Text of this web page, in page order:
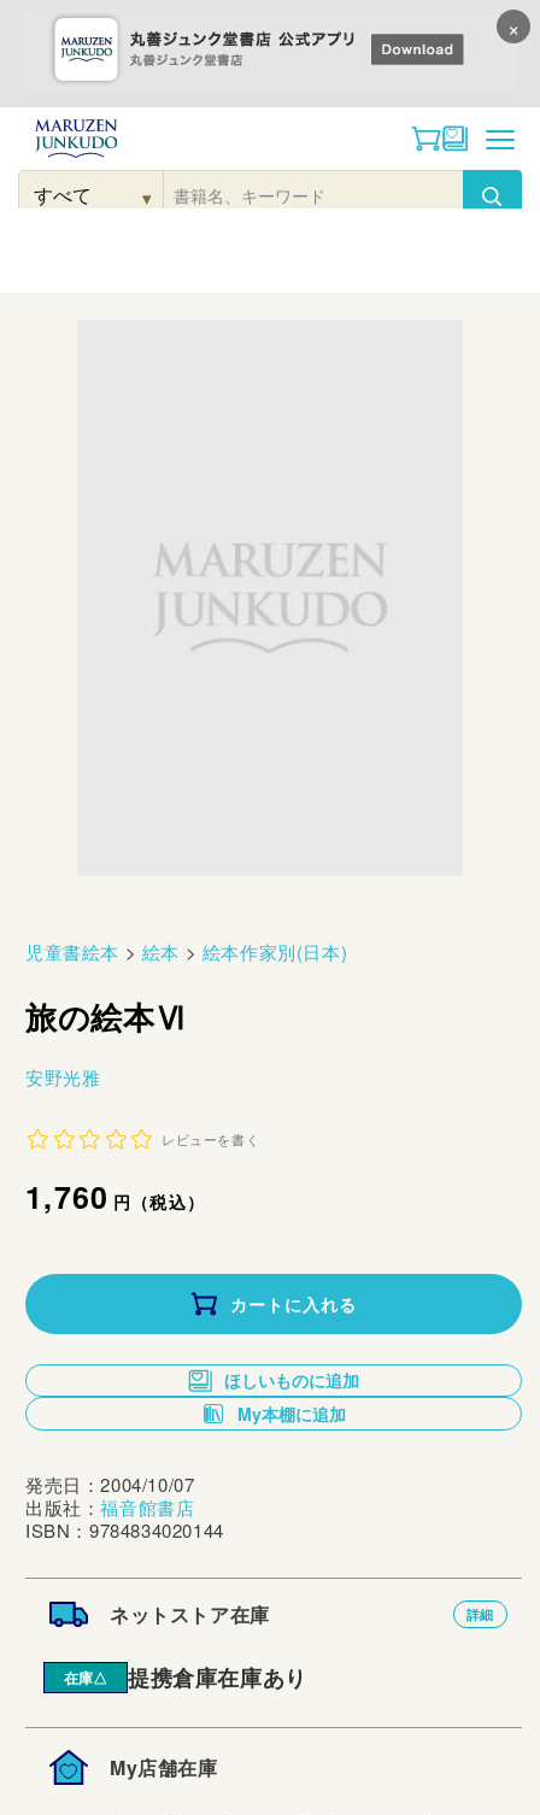
コンテンツに
進む
検
▾
児童書絵本 > 絵本 > 絵本作家別(日本)
旅の絵本Ⅵ
安野光雅
レビューを書く
通
価
格
1,760円（税込）
カートに入れる
ほしいものに追加
My本棚に追加
発売日：2004/10/07
出版社：福音館書店
ISBN：9784834020144
ネットストア在庫 詳細
在庫△ 提携倉庫在庫あり
My店舗在庫
×